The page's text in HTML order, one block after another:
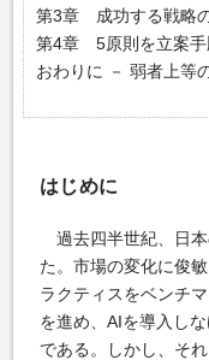
第3章 成功する戦略
第4章 5原則を立案手
おわりに － 弱者上等
はじめに
過去四半世紀、日本
た。市場の変化に俊
ラクティスをベンチ
を進め、AIを導入し
である。しかし、それ